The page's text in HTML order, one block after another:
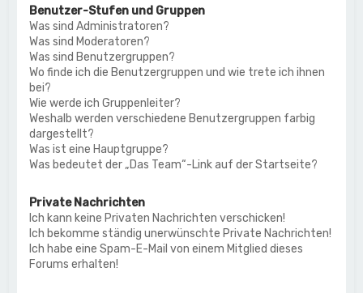
Benutzer-Stufen und Gruppen
Was sind Administratoren?
Was sind Moderatoren?
Was sind Benutzergruppen?
Wo finde ich die Benutzergruppen und wie trete ich ihnen
bei?
Wie werde ich Gruppenleiter?
Weshalb werden verschiedene Benutzergruppen farbig
dargestellt?
Was ist eine Hauptgruppe?
Was bedeutet der „Das Team“-Link auf der Startseite?
Private Nachrichten
Ich kann keine Privaten Nachrichten verschicken!
Ich bekomme ständig unerwünschte Private Nachrichten!
Ich habe eine Spam-E-Mail von einem Mitglied dieses
Forums erhalten!